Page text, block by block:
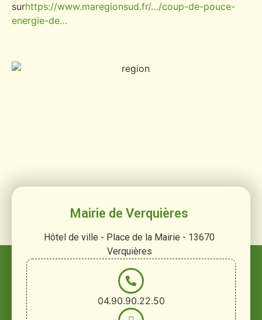
surhttps://www.maregionsud.fr/…/coup-de-pouce-
energie-de…
Mairie de Verquières
Hôtel de ville - Place de la Mairie - 13670
Verquières
04.90.90.22.50